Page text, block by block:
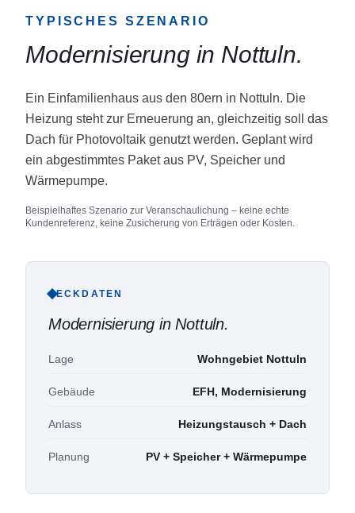
TYPISCHES SZENARIO
Modernisierung in Nottuln.
Ein Einfamilienhaus aus den 80ern in Nottuln. Die
Heizung steht zur Erneuerung an, gleichzeitig soll das
Dach für Photovoltaik genutzt werden. Geplant wird
ein abgestimmtes Paket aus PV, Speicher und
Wärmepumpe.
Beispielhaftes Szenario zur Veranschaulichung – keine echte
Kundenreferenz, keine Zusicherung von Erträgen oder Kosten.
ECKDATEN
Modernisierung in Nottuln.
Lage Wohngebiet Nottuln
Gebäude EFH, Modernisierung
Anlass Heizungstausch + Dach
Planung PV + Speicher + Wärmepumpe